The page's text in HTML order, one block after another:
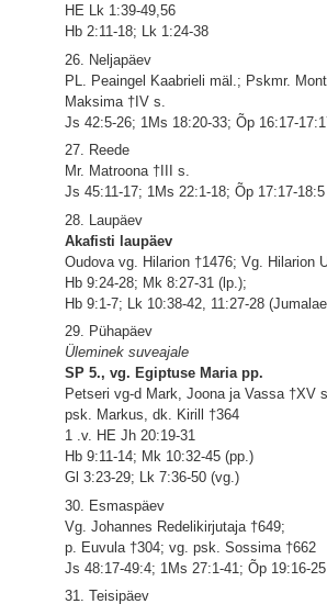
HE Lk 1:39-49,56
Hb 2:11-18; Lk 1:24-38
26. Neljapäev
PL. Peaingel Kaabrieli mäl.; Pskmr.
Maksima †IV s.
Js 42:5-26; 1Ms 18:20-33; Õp 16:17-
27. Reede
Mr. Matroona †III s.
Js 45:11-17; 1Ms 22:1-18; Õp 17:17-18:5
28. Laupäev
Akafisti laupäev
Oudova vg. Hilarion †1476; Vg. Hilarion
Hb 9:24-28; Mk 8:27-31 (lp.);
Hb 9:1-7; Lk 10:38-42, 11:27-28
29. Pühapäev
Üleminek suveajale
SP 5., vg. Egiptuse Maria pp.
Petseri vg-d Mark, Joona ja Vassa †XV
psk. Markus, dk. Kirill †364
1 .v. HE Jh 20:19-31
Hb 9:11-14; Mk 10:32-45 (pp.)
Gl 3:23-29; Lk 7:36-50 (vg.)
30. Esmaspäev
Vg. Johannes Redelikirjutaja †649;
p. Euvula †304; vg. psk. Sossima †662
Js 48:17-49:4; 1Ms 27:1-41; Õp 19:16-25
31. Teisipäev